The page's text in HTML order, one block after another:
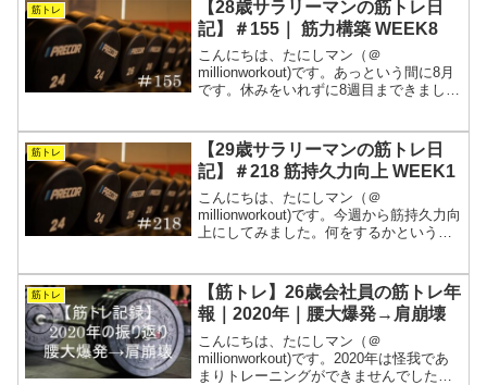
しれません。調子...
筋トレ
【28歳サラリーマンの筋トレ日
記】＃155｜ 筋力構築 WEEK8
こんにちは、たにしマン（＠
millionworkout)です。あっという間に8月
です。休みをいれずに8週目まできました
かえる前に休みをいれて疲労をコントロ
ールする必要が...
筋トレ
【29歳サラリーマンの筋トレ日
記】＃218 筋持久力向上 WEEK1
こんにちは、たにしマン（＠
millionworkout)です。今週から筋持久力向
上にしてみました。何をするかという
のダメージを抑えながら、筋肉への負荷
を高めることが狙いで...
筋トレ
【筋トレ】26歳会社員の筋トレ年
報｜2020年｜腰大爆発→肩崩壊
こんにちは、たにしマン（＠
millionworkout)です。2020年は怪我であ
まりトレーニングができませんでした